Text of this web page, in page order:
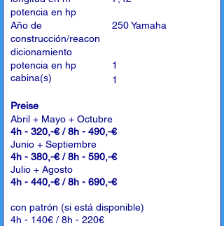
potencia en hp
Año de
construcción/reacon
dicionamiento
potencia en hp
cabina(s)
250 Yamaha
1
1
Preise
Abril + Mayo + Octubre
4h - 320,-€ / 8h - 490,-€
Junio + Septiembre
4h - 380,-€ / 8h - 590,-€
Julio + Agosto
4h - 440,-€ / 8h - 690,-€
con patrón (si está disponible)
4h - 140€ / 8h - 220€